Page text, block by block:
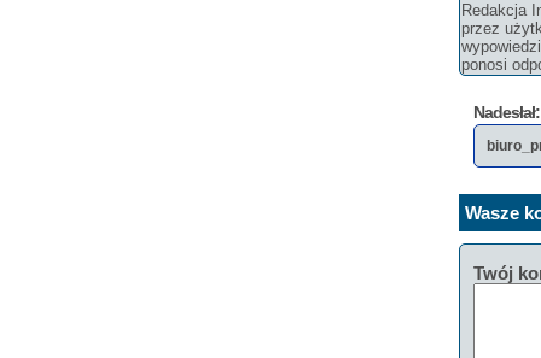
Redakcja
przez
ponosi
Nadesłał:
Wasze
Twój